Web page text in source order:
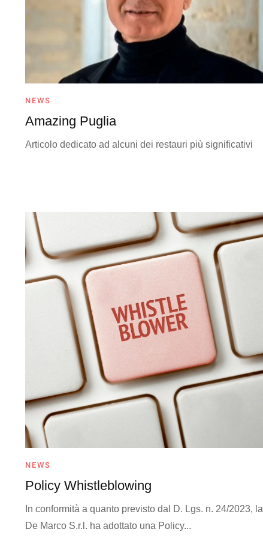
NEWS
Amazing Puglia
Articolo dedicato ad alcuni dei restauri più significativi
NEWS
Policy Whistleblowing
In conformità a quanto previsto dal D. Lgs. n. 24/2023, la
De Marco S.r.l. ha adottato una Policy...